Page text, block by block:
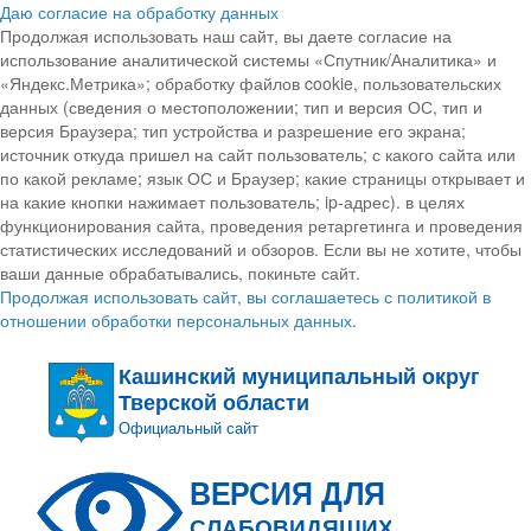
Даю согласие на обработку данных
Продолжая использовать наш сайт, вы даете согласие на
использование аналитической системы «Спутник/Аналитика» и
«Яндекс.Метрика»; обработку файлов cookie, пользовательских
данных (сведения о местоположении; тип и версия ОС, тип и
версия Браузера; тип устройства и разрешение его экрана;
источник откуда пришел на сайт пользователь; с какого сайта или
по какой рекламе; язык ОС и Браузер; какие страницы открывает и
на какие кнопки нажимает пользователь; ip-адрес). в целях
функционирования сайта, проведения ретаргетинга и проведения
статистических исследований и обзоров. Если вы не хотите, чтобы
ваши данные обрабатывались, покиньте сайт.
Продолжая использовать сайт, вы соглашаетесь с политикой в
отношении обработки персональных данных.